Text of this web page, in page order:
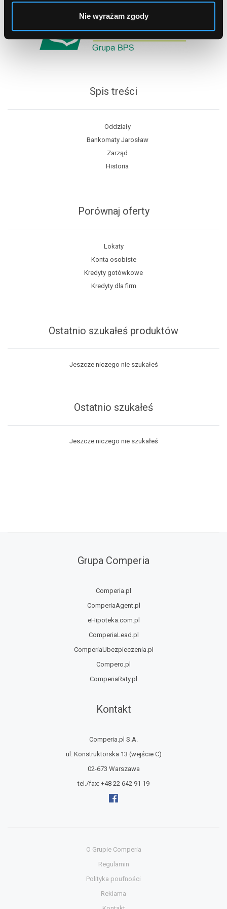
Nie wyrażam zgody
Spis treści
Oddziały
Bankomaty Jarosław
Zarząd
Historia
Porównaj oferty
Lokaty
Konta osobiste
Kredyty gotówkowe
Kredyty dla firm
Ostatnio szukałeś produktów
Jeszcze niczego nie szukałeś
Ostatnio szukałeś
Jeszcze niczego nie szukałeś
Grupa Comperia
Comperia.pl
ComperiaAgent.pl
eHipoteka.com.pl
ComperiaLead.pl
ComperiaUbezpieczenia.pl
Compero.pl
ComperiaRaty.pl
Kontakt
Comperia.pl S.A.
ul. Konstruktorska 13 (wejście C)
02-673 Warszawa
tel./fax: +48 22 642 91 19
O Grupie Comperia
Regulamin
Polityka poufności
Reklama